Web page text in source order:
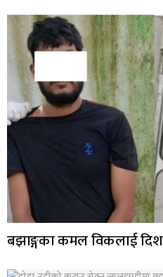
बझाङ्गका कमल विकलाई